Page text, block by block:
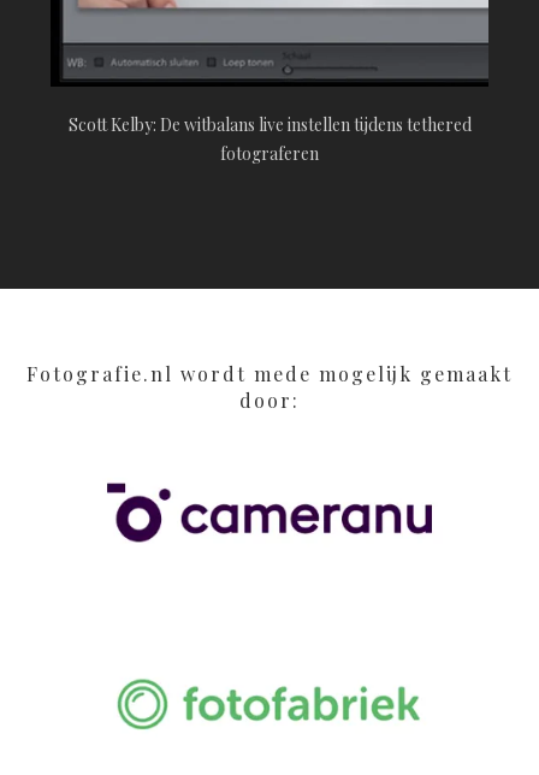
Scott Kelby: De witbalans live instellen tijdens tethered
fotograferen
Fotografie.nl wordt mede mogelijk gemaakt
door: